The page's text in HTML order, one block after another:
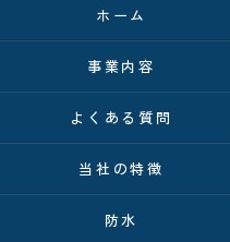
ホーム
事業内容
よくある質問
当社の特徴
防水